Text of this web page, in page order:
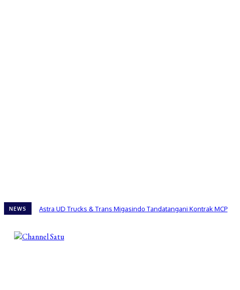
NEWS Astra UD Trucks & Trans Migasindo Tandatangani Kontrak MCP